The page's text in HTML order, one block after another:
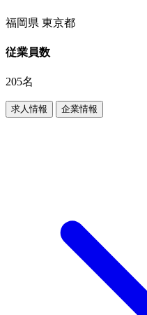
福岡県 東京都
従業員数
205名
求人情報 企業情報